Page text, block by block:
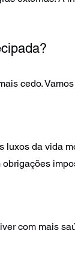
cedo.
luxos da vida
com mais